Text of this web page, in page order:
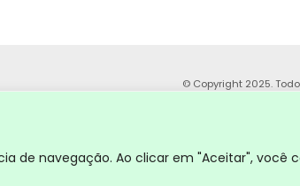
de navegação. Ao clicar em "Aceitar", você
© Copyright 2025.